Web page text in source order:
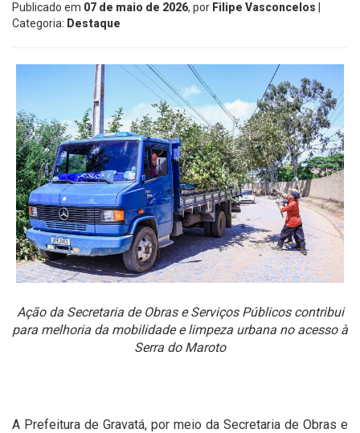
Publicado em 07 de maio de 2026, por Filipe Vasconcelos
Categoria: Destaque
Ação da Secretaria de Obras e Serviços Públicos contribui
para melhoria da mobilidade e limpeza urbana no acesso à
Serra do Maroto
A Prefeitura de Gravatá, por meio da Secretaria de Obras e